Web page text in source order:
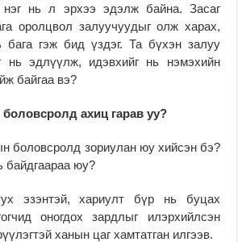
нэг нь л эрхээ эдэлж байна. Засаг
оролцвол залуучуудыг олж харах,
гэж бид үздэг. Та бүхэн залуу
нь эдлүүлж, идэвхийг нь нэмэхийн
байгаа вэ?
ахиц гарав уу?
боловсролд зориулан юу хийсэн бэ?
байдгаараа юу?
эзэнтэй, хариулт бүр нь буцах
оногдох зардлыг илэрхийлсэн
ханын цаг хамтатган илгээв.